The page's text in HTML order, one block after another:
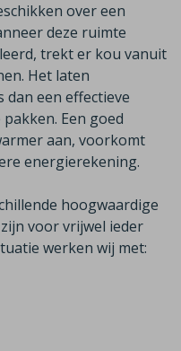
over een
deze ruimte
trekt er kou vanuit
Het laten
dan een effectieve
Een goed
aan, voorkomt
energierekening.
hoogwaardige
voor vrijwel ieder
werken wij met: